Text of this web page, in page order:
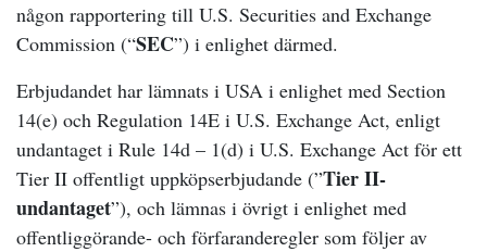
någon rapportering till U.S. Securities and Exchange
Commission (“SEC”) i enlighet därmed.
Erbjudandet har lämnats i USA i enlighet med Section
14(e) och Regulation 14E i U.S. Exchange Act, enligt
undantaget i Rule 14d – 1(d) i U.S. Exchange Act för ett
Tier II offentligt uppköpserbjudande (”Tier II-
undantaget”), och lämnas i övrigt i enlighet med
offentliggörande- och förfaranderegler som följer av